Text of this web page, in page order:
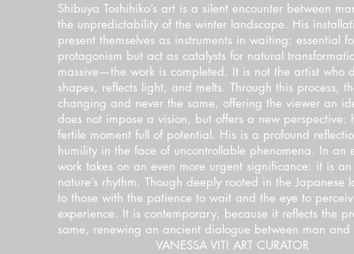
Shibuya Toshihiko’s art is a silent encounter between
the unpredictability of the winter landscape. His
present themselves as instruments in waiting:
protagonism but act as catalysts for natural
massive—the work is completed. It is not the artist who
shapes, reflects light, and melts. Through this process,
changing and never the same, offering the viewer an
does not impose a vision, but offers a new
fertile moment full of potential. His is a profound
humility in the face of uncontrollable phenomena. In an
work takes on an even more urgent significance: it is
nature’s rhythm. Though deeply rooted in the
to those with the patience to wait and the eye to
experience. It is contemporary, because it reflects the
same, renewing an ancient
VANESSA VITI ART CURATOR